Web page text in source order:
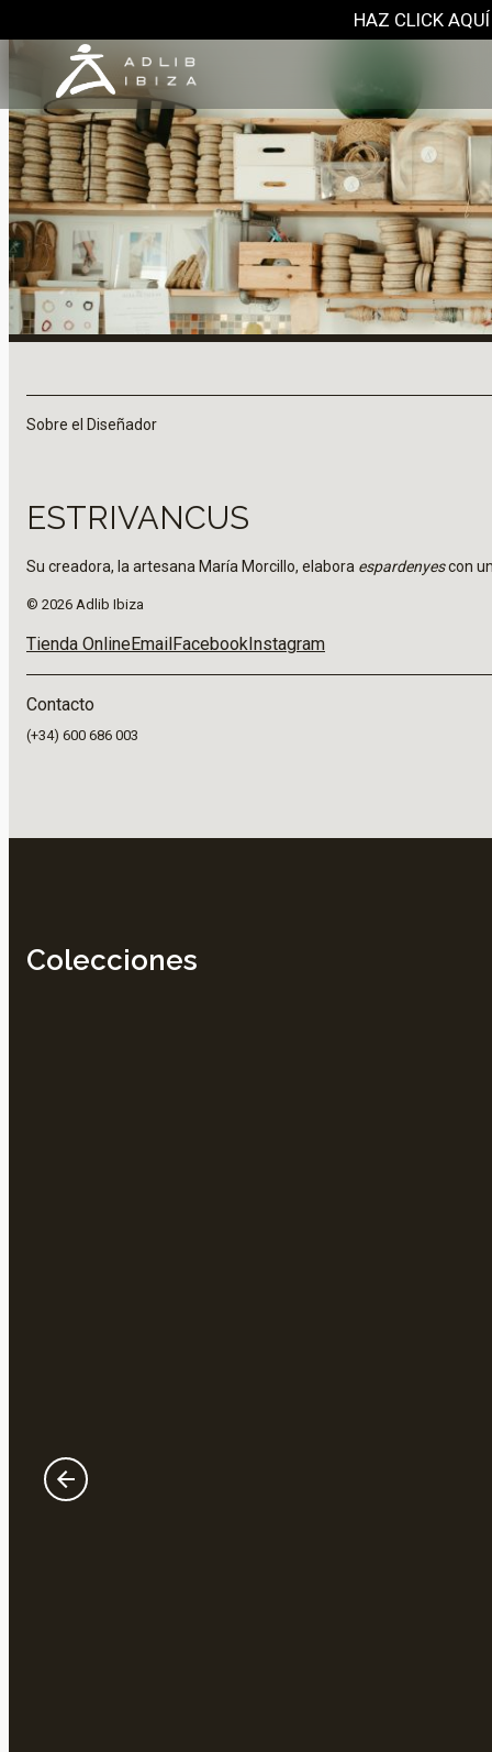
HAZ CLICK
Sobre el Diseñador
ESTRIVANCUS
Su creadora, la artesana María Morcillo, elabora espardenyescon
© 2026 Adlib Ibiza
Tienda OnlineEmailFacebookInstagram
Contacto
(+34) 600 686 003
Colecciones